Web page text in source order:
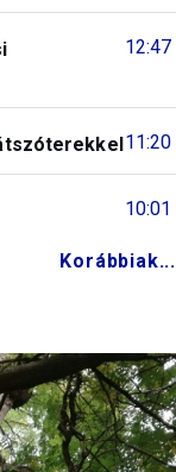
12:47
11:20
10:01
Korábbiak...